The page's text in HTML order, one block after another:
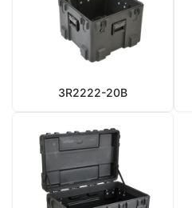
3R2222-20B